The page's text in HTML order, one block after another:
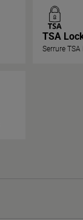
TSA
Serrure